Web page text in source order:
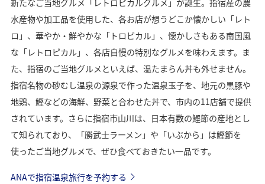
新たなご当地グルメ「レトロピカルグルメ」が誕生。指宿産の農
水産物や加工品を使用した、各お店が想うどこか懐かしい「レト
ロ」、華やか・鮮やかな「トロピカル」、懐かしさもある南国風
な「レトロピカル」、各店自慢の特別なグルメを味わえます。ま
た、指宿のご当地グルメといえば、温たまらん丼も外せません。
指宿名物の砂むし温泉の源泉で作った温泉玉子を、地元の黒豚や
地鶏、鰹などの海鮮、野菜と合わせた丼で、市内の11店舗で提供
されています。さらに指宿市山川は、日本有数の鰹節の産地とし
て知られており、「勝武士ラーメン」や「いぶから」は鰹節を
使ったご当地グルメで、ぜひ食べておきたい一品です。
ANAで指宿温泉旅行を予約する